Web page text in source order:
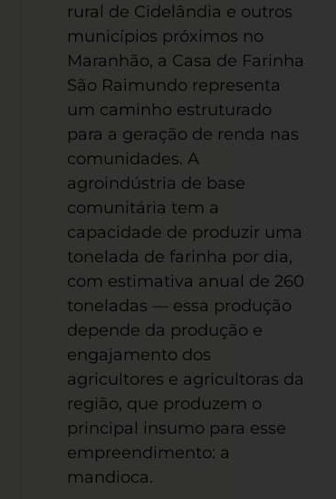
rural de Cidelândia e outros
municípios próximos no
Maranhão, a Casa de Farinha
São Raimundo representa
um caminho estruturado
para a geração de renda nas
comunidades. A
agroindústria de base
comunitária tem a
capacidade de produzir uma
tonelada de farinha por dia,
com estimativa anual de 260
toneladas — essa produção
depende da produção e
engajamento dos
agricultores e agricultoras da
região, que produzem o
principal insumo para esse
empreendimento: a
mandioca.